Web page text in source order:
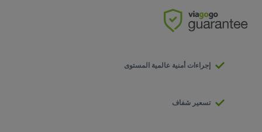
إجراءات أمنية عالمية المستوى
تسعير شفاف